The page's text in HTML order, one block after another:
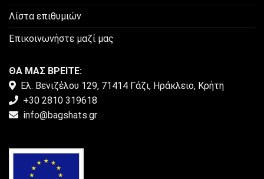
Λίστα επιθυμιών
Επικοινωνήστε μαζί μας
ΘΑ ΜΑΣ ΒΡΕΙΤΕ:
Ελ. Βενιζέλου 129, 71414 Γάζι, Ηράκλειο, Κρήτη
+30 2810 319618
info@bagshats.gr